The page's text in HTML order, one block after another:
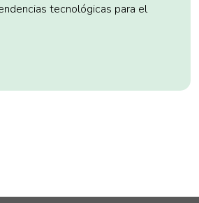
tecnológicas para el